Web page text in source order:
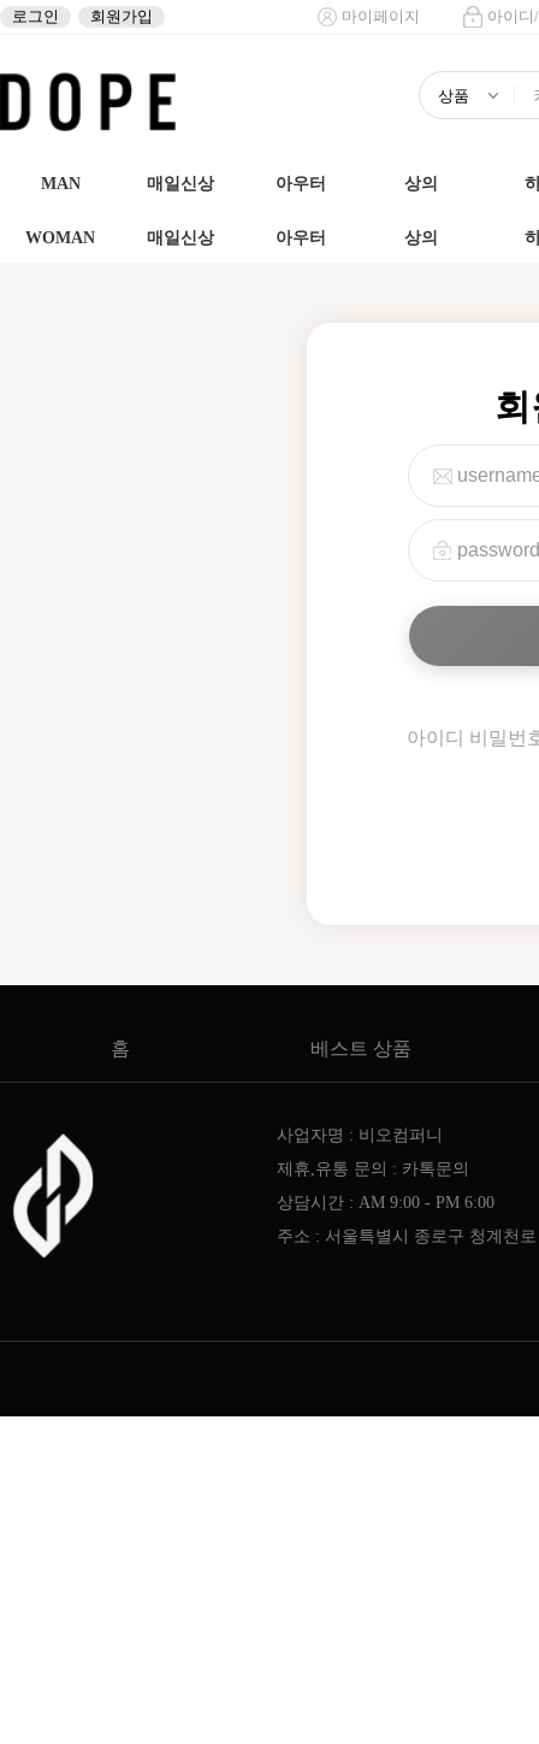
로그인 회원가입 마이페이지 아이디
MAN 매일신상 아우터 상의
WOMAN 매일신상 아우터 상의
아이디 비밀번
홈 베스트 상품
사업자명 : 비오컴퍼니
제휴,유통 문의 : 카톡문의
상담시간 : AM 9:00 - PM 6:00
주소 : 서울특별시 종로구 청계천로